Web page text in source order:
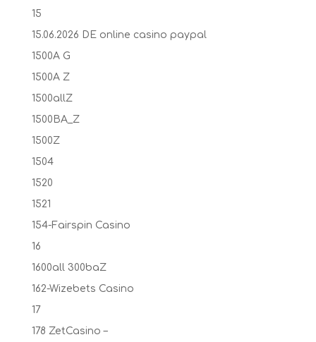
15
15.06.2026 DE online casino paypal
1500A G
1500A Z
1500allZ
1500BA_Z
1500Z
1504
1520
1521
154-Fairspin Casino
16
1600all 300baZ
162-Wizebets Casino
17
178 ZetCasino –